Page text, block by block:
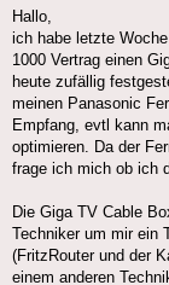
Hallo,
ich habe letzte
1000 Vertrag einen
heute zufällig
meinen Panasonic
Empfang, evtl kann
optimieren. Da der
frage ich mich ob ich
Die Giga TV Cable
Techniker um mir ein
(FritzRouter und der
einem anderen